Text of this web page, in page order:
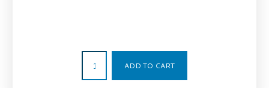
ADD TO CART